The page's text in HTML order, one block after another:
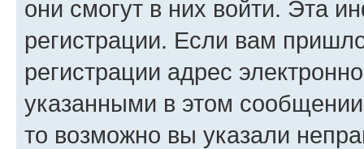
они смогут в них войти. Эта
регистрации. Если вам
регистрации адрес
указанными в этом
то возможно вы указали